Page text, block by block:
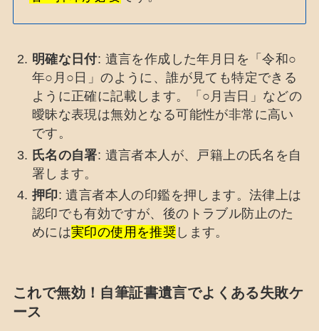
明確な日付: 遺言を作成した年月日を「令和○
年○月○日」のように、誰が見ても特定できる
ように正確に記載します。「○月吉日」などの
曖昧な表現は無効となる可能性が非常に高い
です。
氏名の自署: 遺言者本人が、戸籍上の氏名を自
署します。
押印: 遺言者本人の印鑑を押します。法律上は
認印でも有効ですが、後のトラブル防止のた
めには実印の使用を推奨 します。
これで無効！自筆証書遺言でよくある失敗ケ
ース